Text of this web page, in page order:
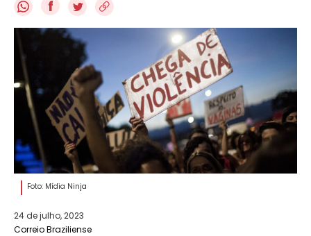
f
Foto: Mídia Ninja
24 de julho, 2023
Correio Braziliense